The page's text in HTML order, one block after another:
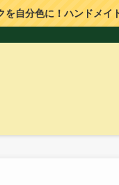
を自分色に！ハンドメイ